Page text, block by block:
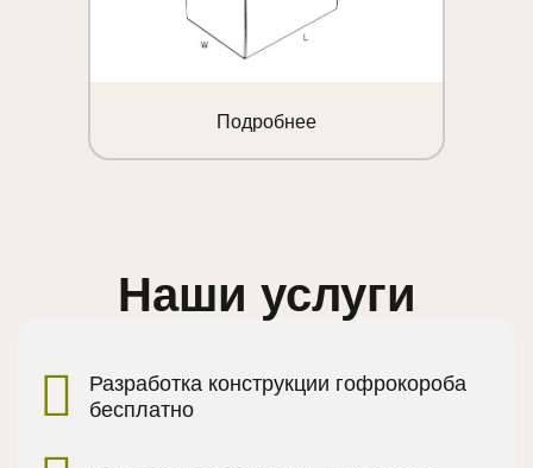
Подробнее
Наши услуги
Разработка конструкции гофрокороба
бесплатно